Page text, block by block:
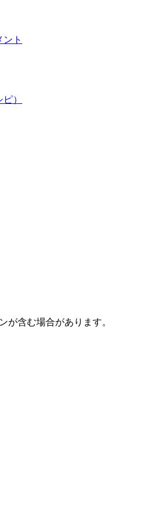
ト
）
が含む場合があります。